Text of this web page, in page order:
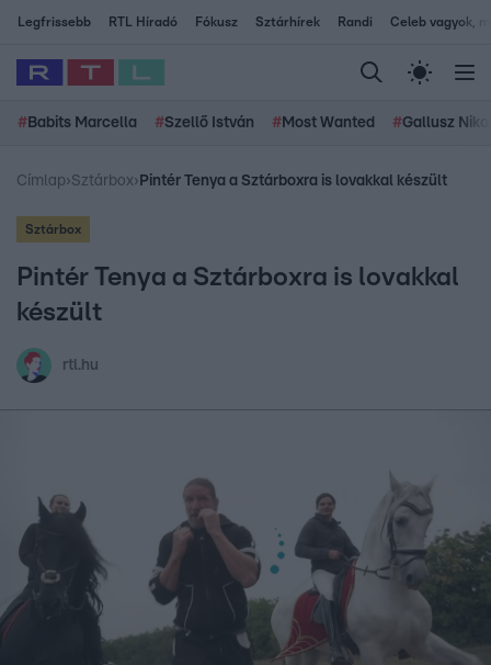
Legfrissebb RTL Híradó Fókusz Sztárhírek Randi Celeb vagyok,
# Babits Marcella #Szellő István # Most Wanted #Gallusz
Címlap›Sztárbox› Pintér Tenya a Sztárboxra is lovakkal készült
Sztárbox
Pintér Tenya a Sztárboxra is lovakkal
készült
rtl.hu